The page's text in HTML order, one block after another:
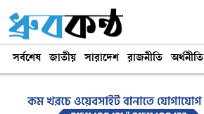
সর্বশেষ জাতীয় সারাদেশ রাজনীতি অর্থনীতি